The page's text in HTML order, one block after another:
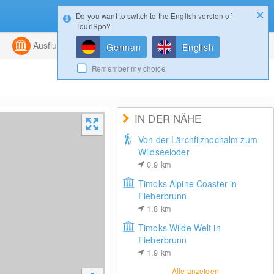
Kombiniert
Ausflugsziele Magazin
IN DER NÄHE
Von der Lärchfilzhochalm zum
Wildseeloder
0.9 km
Timoks Alpine Coaster in
Fieberbrunn
1.8 km
Timoks Wilde Welt in
Fieberbrunn
1.9 km
Alle anzeigen
Login
Do you want to switch to the English version of
TouriSpo?
German English
Remember my choice
Konfigurator Gewinnspiele